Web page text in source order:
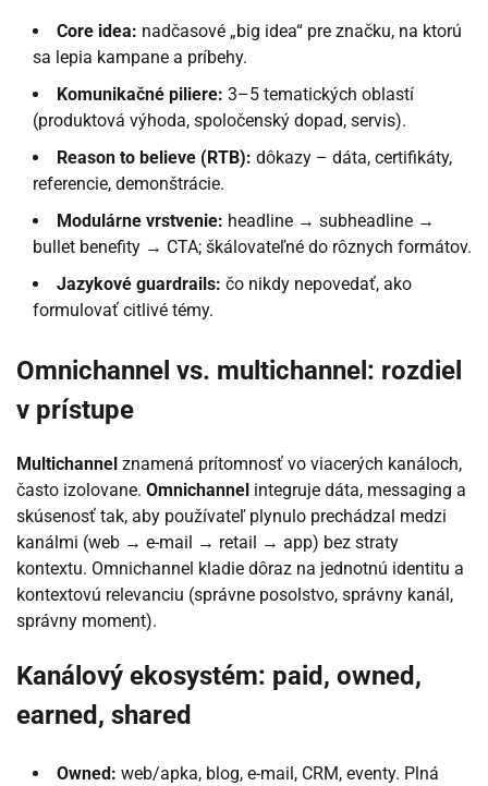
Core idea: nadčasové „big idea“ pre značku, na ktorú
sa lepia kampane a príbehy.
Komunikačné piliere: 3–5 tematických oblastí
(produktová výhoda, spoločenský dopad, servis).
Reason to believe (RTB): dôkazy – dáta, certifikáty,
referencie, demonštrácie.
Modulárne vrstvenie: headline → subheadline →
bullet benefity → CTA; škálovateľné do rôznych formátov.
Jazykové guardrails: čo nikdy nepovedať, ako
formulovať citlivé témy.
Omnichannel vs. multichannel: rozdiel
v prístupe
Multichannel znamená prítomnosť vo viacerých kanáloch,
často izolovane. Omnichannel integruje dáta, messaging a
skúsenosť tak, aby používateľ plynulo prechádzal medzi
kanálmi (web → e-mail → retail → app) bez straty
kontextu. Omnichannel kladie dôraz na jednotnú identitu a
kontextovú relevanciu (správne posolstvo, správny kanál,
správny moment).
Kanálový ekosystém: paid, owned,
earned, shared
Owned: web/apka, blog, e-mail, CRM, eventy. Plná